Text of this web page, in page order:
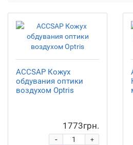
ACCSAP Кожух
обдувания оптики
воздухом Optris
1773грн.
+
-